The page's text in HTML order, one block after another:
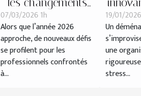
légaux des contrats
de travail en 2026 ?
07/03/2026 1h
Alors que l’année 2026
approche, de nouveaux défis
se profilent pour les
professionnels confrontés
à...
19/01/
Un
une
stress...